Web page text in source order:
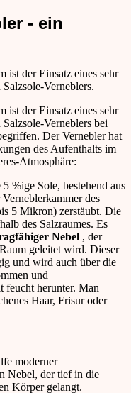
- ein
ist der Einsatz eines sehr
Verneblers.
ist der Einsatz eines sehr
Verneblers bei
Der Vernebler hat
des Aufenthalts im
Atmosphäre:
%ige Sole, bestehend aus
des
5 Mikron) zerstäubt. Die
des Salzraumes. Es
Nebel , der
geleitet wird. Dieser
und wird auch über die
und
feucht herunter. Man
Haar, Frisur oder
moderner
Nebel, der tief in die
Körper gelangt.